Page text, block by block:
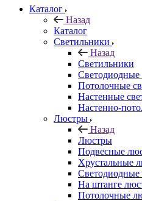
Каталог
Назад
Каталог
Светильники
Назад
Светильники
Светодиодные
Потолочные
Настенные
Настенно-
Люстры
Назад
Люстры
Подвесные
Хрустальные
На штанге
Потолочные